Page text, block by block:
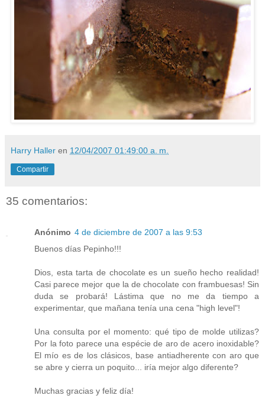
Harry Haller en 12/04/2007 01:49:00 a. m.
Compartir
35 comentarios:
Anónimo 4 de diciembre de 2007 a las 9:53
Buenos días Pepinho!!!
Dios, esta tarta de chocolate es un sueño hecho realidad!
Casi parece mejor que la de chocolate con frambuesas! Sin
duda se probará! Lástima que no me da tiempo a
experimentar, que mañana tenía una cena "high level"!
Una consulta por el momento: qué tipo de molde utilizas?
Por la foto parece una espécie de aro de acero inoxidable?
El mío es de los clásicos, base antiadherente con aro que
se abre y cierra un poquito... iría mejor algo diferente?
Muchas gracias y feliz día!